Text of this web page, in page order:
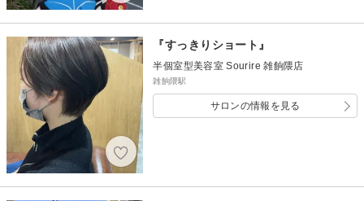
『すっきりショート』
半個室型美容室 Sourire 雑餉隈店
雑餉隈駅
サロンの情報を見る